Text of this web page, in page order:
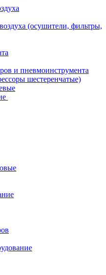
(осушители, фильтры,
и пневмоинструмента
шестеренчатые)